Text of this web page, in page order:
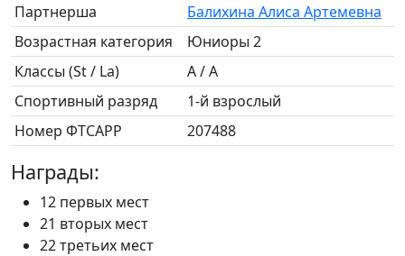
Партнерша
Балихина Алиса Артемевна
Возрастная категория
Юниоры 2
Классы (St / La)
A / A
Спортивный разряд
1-й взрослый
Номер ФТСАРР
207488
Награды:
12 первых мест
21 вторых мест
22 третьих мест